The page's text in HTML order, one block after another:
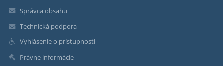
Správca obsahu
Technická podpora
Vyhlásenie o prístupnosti
Právne informácie